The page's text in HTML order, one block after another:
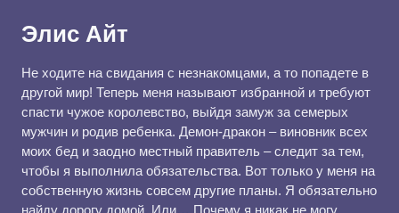
Элис Айт
Не ходите на свидания с незнакомцами, а то попадете в
другой мир! Теперь меня называют избранной и требуют
спасти чужое королевство, выйдя замуж за семерых
мужчин и родив ребенка. Демон-дракон – виновник всех
моих бед и заодно местный правитель – следит за тем,
чтобы я выполнила обязательства. Вот только у меня на
собственную жизнь совсем другие планы. Я обязательно
найду дорогу домой. Или… Почему я никак не могу